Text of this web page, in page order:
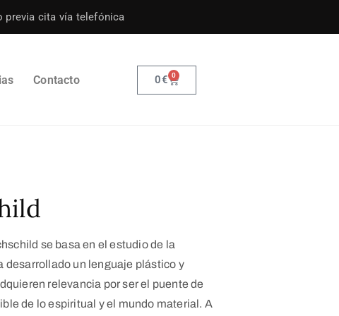
previa cita vía telefónica
Contacto 0€ 0
se basa en el estudio de la
desarrollado un lenguaje plástico y
relevancia por ser el puente de
de lo espiritual y el mundo material. A